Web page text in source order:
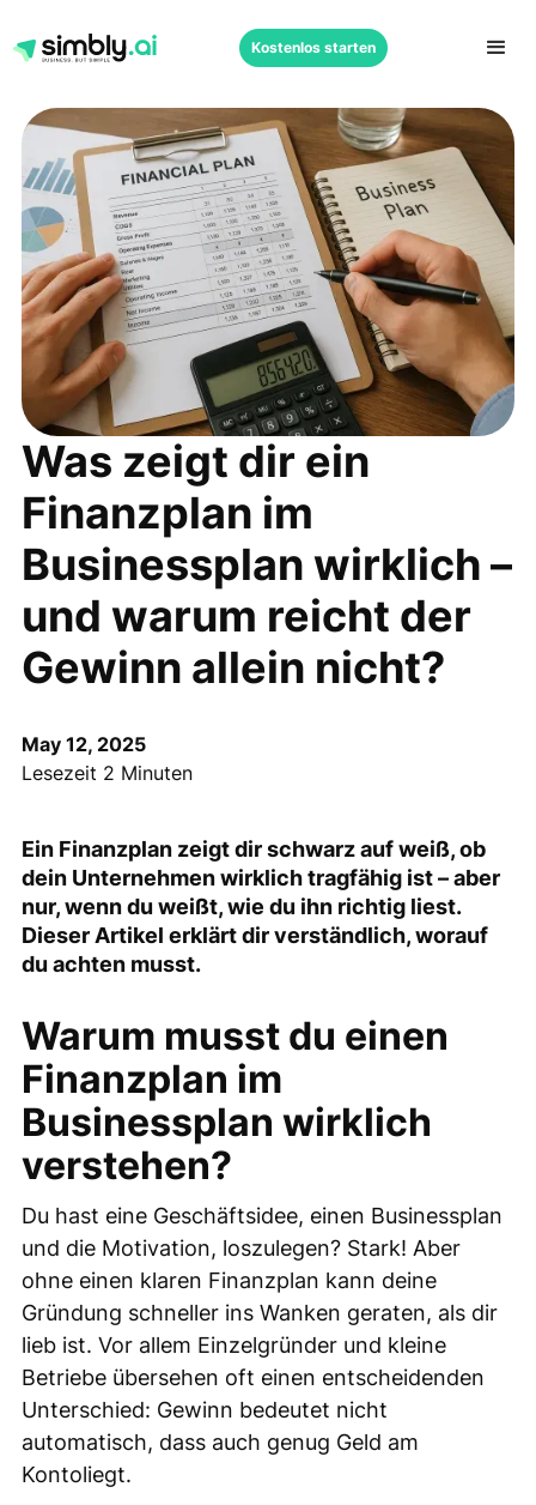
Kostenlos starten
Was zeigt dir ein
Finanzplan im
Businessplan wirklich –
und warum reicht der
Gewinn allein nicht?
May 12, 2025
Lesezeit 2 Minuten
Ein Finanzplan zeigt dir schwarz auf weiß, ob
dein Unternehmen wirklich tragfähig ist – aber
nur, wenn du weißt, wie du ihn richtig liest.
Dieser Artikel erklärt dir verständlich, worauf
du achten musst.
Warum musst du einen
Finanzplan im
Businessplan wirklich
verstehen?
Du hast eine Geschäftsidee, einen Businessplan
und die Motivation, loszulegen? Stark! Aber
ohne einen klaren Finanzplan kann deine
Gründung schneller ins Wanken geraten, als dir
lieb ist. Vor allem Einzelgründer und kleine
Betriebe übersehen oft einen entscheidenden
Unterschied: Gewinn bedeutet nicht
automatisch, dass auch genug Geld am
Kontoliegt.